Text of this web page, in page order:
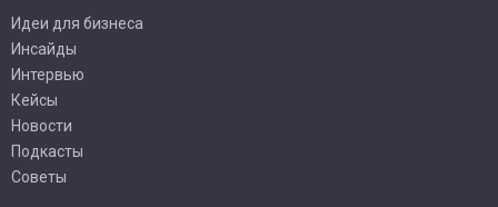
Идеи для бизнеса
Инсайды
Интервью
Кейсы
Новости
Подкасты
Советы